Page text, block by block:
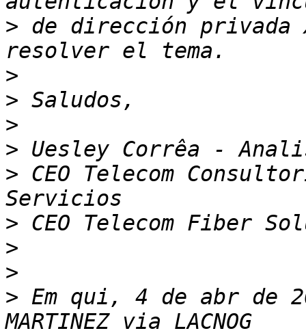
> de dirección privada
>
>
>
>
> CEO Telecom
>
>
>
> Em qui, 4 de abr de